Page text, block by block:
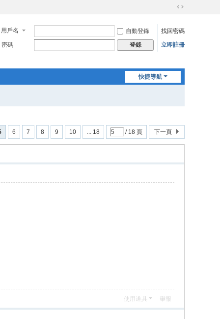
切
到
寬
用戶名 自動登錄
找回密碼
密碼
登錄 立即註冊
快捷導航
6 7 8 9 10 ... 18 / 18 頁 下一頁
使用道具 舉報